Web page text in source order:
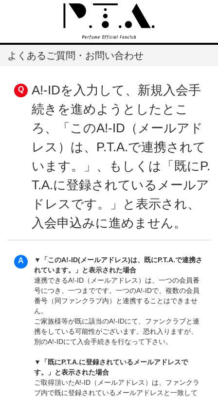
よくあるご質問・お問い合わせ
A!-IDを入力して、新規入会手
続きを進めようとしたとこ
ろ、「このA!-ID（メールアド
レス）は、P.T.A.で連携されて
います。」、もしくは「既にP.
T.A.に登録されているメールア
ドレスです。」と表示され、
入会申込みに進めません。
▼「このA!-ID(メールアドレス)は、既にP.T.A.で連携さ
れています。」と表示された場合
連携できるA!-ID（メールアドレス）は、一つの会員番
号につき、一つまでです。一つのA!-IDで、複数の会員
番号（同ファンクラブ内）と連携することはできませ
ん。
ご家族様等が既に該当のA!-IDにて、ファンクラブと連
携をしている可能性がございます。恐れ入りますが、
別のA!-IDにて入会手続きを行なって下さい。
▼「既にP.T.A.に登録されているメールアドレスで
す。」と表示された場合
ご取得頂いたA!-ID（メールアドレス）は、ファンクラ
ブ内で既に登録されているメールアドレスと一致して